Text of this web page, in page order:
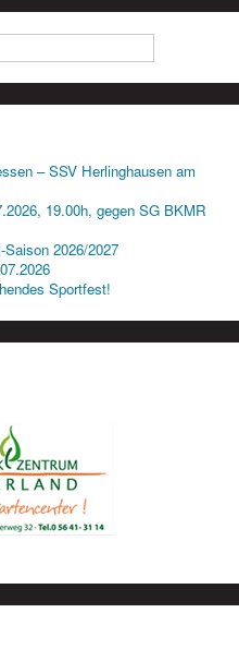
– SSV Herlinghausen am
19.00h, gegen SG BKMR
2026/2027
Sportfest!